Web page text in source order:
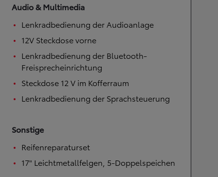
Audio & Multimedia
Lenkradbedienung der Audioanlage
12V Steckdose vorne
Lenkradbedienung der Bluetooth-
Freisprecheinrichtung
Steckdose 12 V im Kofferraum
Lenkradbedienung der Sprachsteuerung
Sonstige
Reifenreparaturset
17" Leichtmetallfelgen, 5-Doppelspeichen